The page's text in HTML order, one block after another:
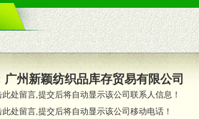
策略。
支持。
员全程跟踪服务，以确保产品顺利销售。
职的业务代表及终端导购支持。
广州新颖纺织品库存贸易有限公司
此处留言,提交后将自动显示该公司联系人信息！
此处留言,提交后将自动显示该公司移动电话！